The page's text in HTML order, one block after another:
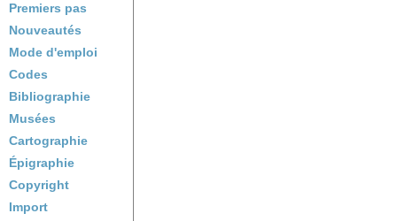
Premiers pas
Nouveautés
Mode d'emploi
Codes
Bibliographie
Musées
Cartographie
Épigraphie
Copyright
Import